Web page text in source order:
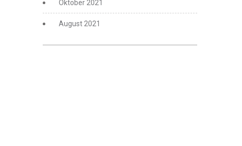
Oktober 2021
August 2021